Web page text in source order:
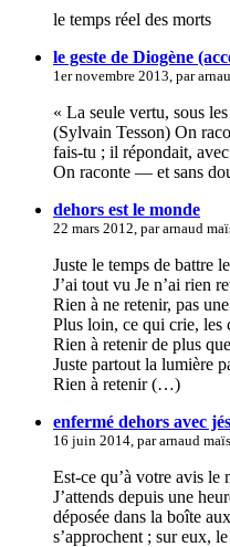
le temps réel des morts
le geste de Diogène
1er novembre 2013, par
« La seule vertu, sous
(Sylvain Tesson) On
fais-tu ; il répondait,
On raconte — et sans
dehors est le monde
22 mars 2012, par arnaud
Juste le temps de battre
J’ai tout vu Je n’ai rien
Rien à ne retenir, pas
Plus loin, ce qui crie, les
Rien à retenir de plus
Juste partout la lumière
Rien à retenir (…)
enfermé dehors avec
16 juin 2014, par arnaud
Est-ce qu’à votre avis le
J’attends depuis une
déposée dans la boîte
s’approchent ; sur eux,